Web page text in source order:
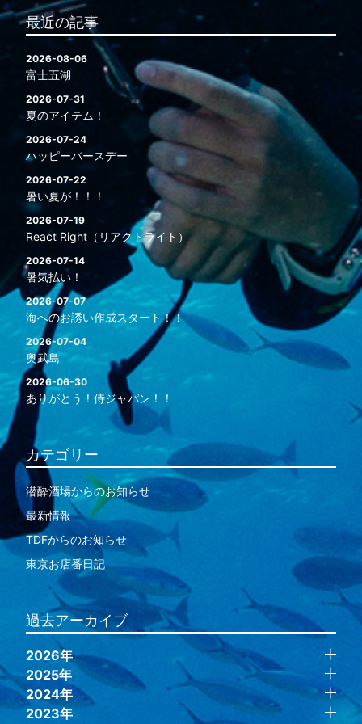
最近の記事
2026-08-06
富士五湖
2026-07-31
夏のアイテム！
2026-07-24
ハッピーバースデー
2026-07-22
暑い夏が！！！
2026-07-19
React Right（リアクトライト）
2026-07-14
暑気払い！
2026-07-07
海へのお誘い作成スタート！！
2026-07-04
奥武島
2026-06-30
ありがとう！侍ジャパン！！
カテゴリー
潜酔酒場からのお知らせ
最新情報
TDFからのお知らせ
東京お店番日記
過去アーカイブ
2026年
2025年
2024年
2023年